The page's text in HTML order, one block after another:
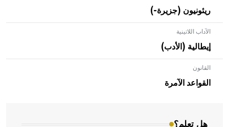
ريئونيون (جزيرة-)
الآداب اللاتينية
إيطالية (الأدب)
القانون
القواعد الآمرة
هل تعلم؟
- هل تعلم أن الأبلق نوع من الفنون الهندسية التي ارتبطت
بالعمارة الإسلامية في بلاد الشام ومصر خاصة، حيث يحرص
المعمار على بناء مداميكه وخاصة في الواجهات